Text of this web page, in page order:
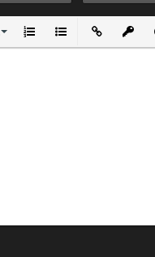
Нумерованный список
Маркированный
Вставить